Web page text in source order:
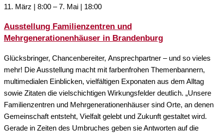
11. März | 8:00 –7. Mai | 18:00
Ausstellung Familienzentren und
Mehrgenerationenhäuser in Brandenburg
Glücksbringer, Chancenbereiter, Ansprechpartner – und so vieles
mehr! Die Ausstellung macht mit farbenfrohen Themenbannern,
multimedialen Einblicken, vielfältigen Exponaten aus dem Alltag
sowie Zitaten die vielschichtigen Wirkungsfelder deutlich. „Unsere
Familienzentren und Mehrgenerationenhäuser sind Orte, an denen
Gemeinschaft entsteht, Vielfalt gelebt und Zukunft gestaltet wird.
Gerade in Zeiten des Umbruches geben sie Antworten auf die